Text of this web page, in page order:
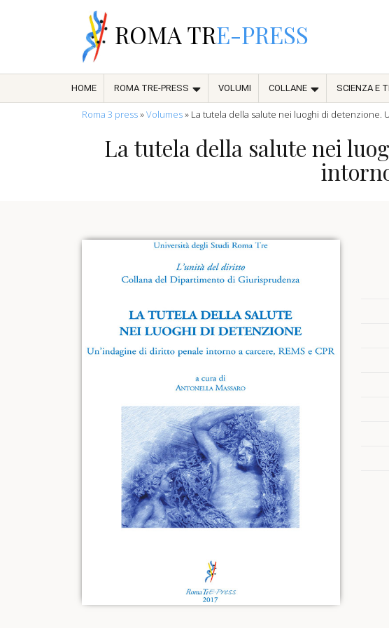
ROMA TRE-PRESS
HOME ROMA TRE-PRESS VOLUMI COLLANE SCIENZA E
Roma 3 press»Volumes» La tutela della salute nei luoghi di detenzione.
La tutela della salute nei